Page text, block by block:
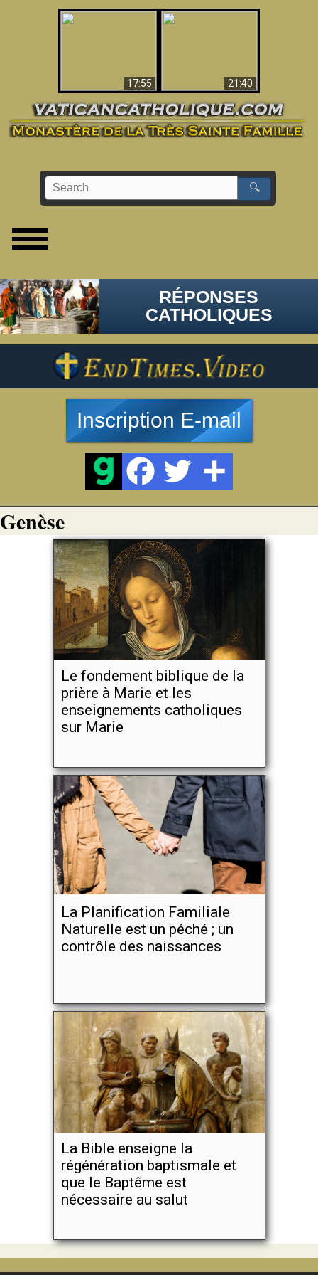
17:55
21:40
🔍
RÉPONSES
CATHOLIQUES
Inscription E-mail
Genèse
Le fondement biblique de la
prière à Marie et les
enseignements catholiques
sur Marie
La Planification Familiale
Naturelle est un péché ; un
contrôle des naissances
La Bible enseigne la
régénération baptismale et
que le Baptême est
nécessaire au salut